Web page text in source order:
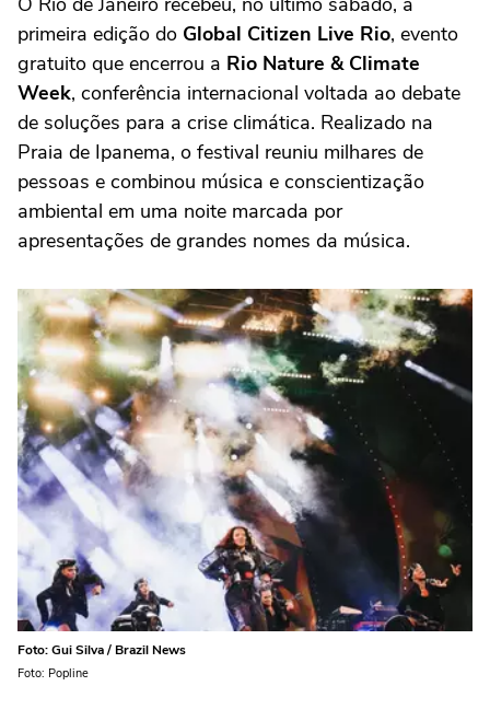
primeira edição do Global Citizen Live Rio, evento
gratuito que encerrou a Rio Nature & Climate
Week, conferência internacional voltada ao debate
de soluções para a crise climática. Realizado na
Praia de Ipanema, o festival reuniu milhares de
pessoas e combinou música e conscientização
ambiental em uma noite marcada por
apresentações de grandes nomes da música.
Foto: Gui Silva / Brazil News
Foto: Popline